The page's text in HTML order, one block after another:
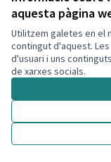
aquesta pàgina
Utilitzem galetes en el
contingut d'aquest.
d'usuari i uns
de xarxes socials.
Renovar